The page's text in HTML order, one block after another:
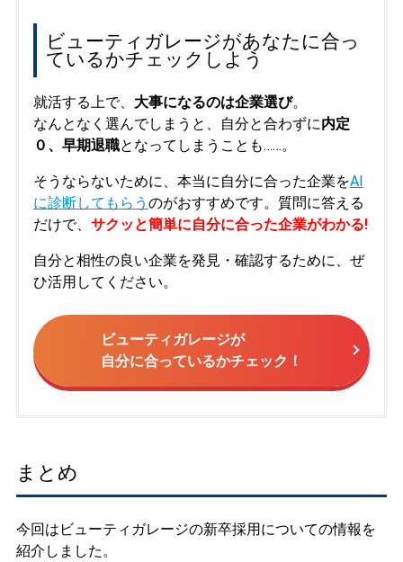
ビューティガレージがあなたに合っ
ているかチェックしよう
就活する上で、 大事になるのは企業選び。
なんとなく選んでしまうと、自分と合わずに内定
０、早期退職となってしまうことも……。
そうならないために、本当に自分に合った企業をAI
に診断してもらう のがおすすめです。質問に答える
だけで、 サクッと簡単に自分に合った企業がわかる!
自分と相性の良い企業を発見・確認するために、ぜ
ひ活用してください。
ビューティガレージが
自分に合っているかチェック！
まとめ
今回はビューティガレージの新卒採用についての情報を
紹介しました。